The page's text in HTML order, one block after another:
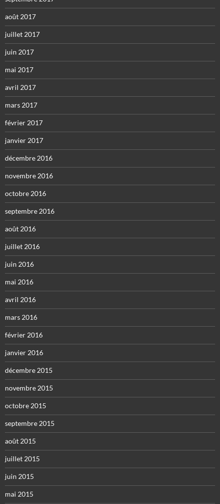
août 2017
juillet 2017
juin 2017
mai 2017
avril 2017
mars 2017
février 2017
janvier 2017
décembre 2016
novembre 2016
octobre 2016
septembre 2016
août 2016
juillet 2016
juin 2016
mai 2016
avril 2016
mars 2016
février 2016
janvier 2016
décembre 2015
novembre 2015
octobre 2015
septembre 2015
août 2015
juillet 2015
juin 2015
mai 2015